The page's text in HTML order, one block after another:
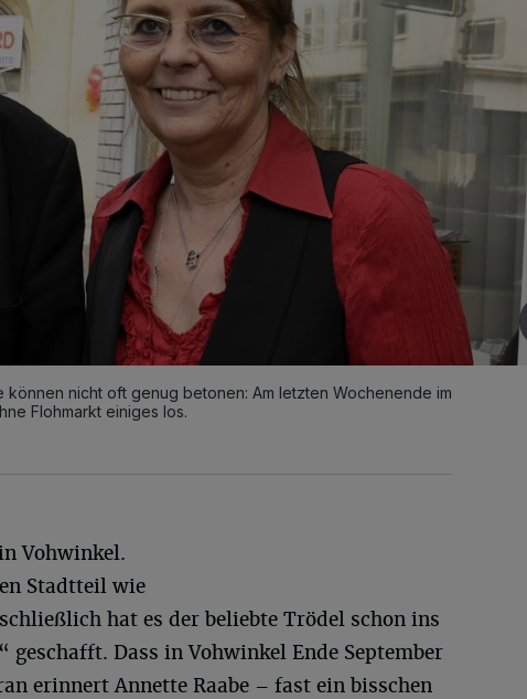
können nicht oft genug betonen: Am letzten Wochenende im
Flohmarkt einiges los.
Vohwinkel.
Stadtteil wie
hat es der beliebte Trödel schon ins
geschafft. Dass in Vohwinkel Ende September
erinnert Annette Raabe – fast ein bisschen